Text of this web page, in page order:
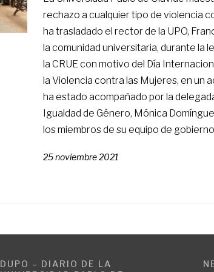
rechazo a cualquier tipo de violencia
ha trasladado el rector de la UPO,
la comunidad universitaria, durante la
la CRUE con motivo del Día
la Violencia contra las Mujeres, en un
ha estado acompañado por la
Igualdad de Género, Mónica
los miembros de su equipo de
25 noviembre 2021
DUPO – DIARIO DE LA